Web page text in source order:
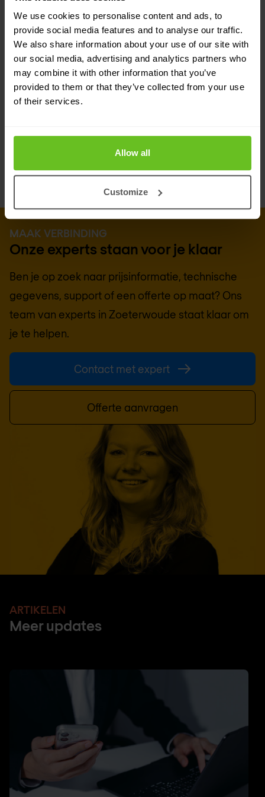
We use cookies to personalise content and ads, to
provide social media features and to analyse our traffic.
We also share information about your use of our site with
our social media, advertising and analytics partners who
may combine it with other information that you’ve
provided to them or that they’ve collected from your use
of their services.
Allow all
Customize
experts op het gebied van hun oplossingen. Dit
betekent dat je kunt rekenen op de technische
knowhow en praktische ervaring van Nomios
Nederland bij het nauwgezet evalueren van de
technische vereisten en het ontwerpen,
oplossing.
MAAK VERBINDING
Onze experts staan voor je klaar
Ben je op zoek naar prijsinformatie, technische
gegevens, support of een offerte op maat? Ons
team van experts in Zoeterwoude staat klaar om
je te helpen.
Contact met expert
Offerte aanvragen
ARTIKELEN
Meer updates